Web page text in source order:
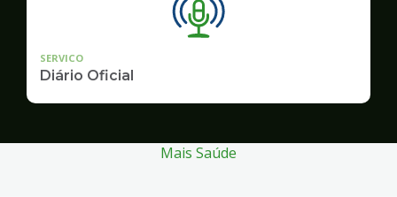
SERVICO
Diário Oficial
Mais Saúde